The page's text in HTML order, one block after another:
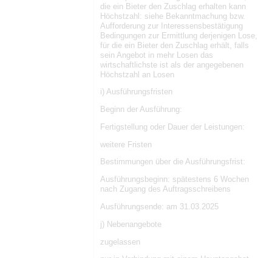
die ein Bieter den Zuschlag erhalten kann
Höchstzahl: siehe Bekanntmachung bzw.
Aufforderung zur Interessensbestätigung
Bedingungen zur Ermittlung derjenigen Lose,
für die ein Bieter den Zuschlag erhält, falls
sein Angebot in mehr Losen das
wirtschaftlichste ist als der angegebenen
Höchstzahl an Losen
i) Ausführungsfristen
Beginn der Ausführung:
Fertigstellung oder Dauer der Leistungen:
weitere Fristen
Bestimmungen über die Ausführungsfrist:
Ausführungsbeginn: spätestens 6 Wochen
nach Zugang des Auftragsschreibens
Ausführungsende: am 31.03.2025
j) Nebenangebote
zugelassen